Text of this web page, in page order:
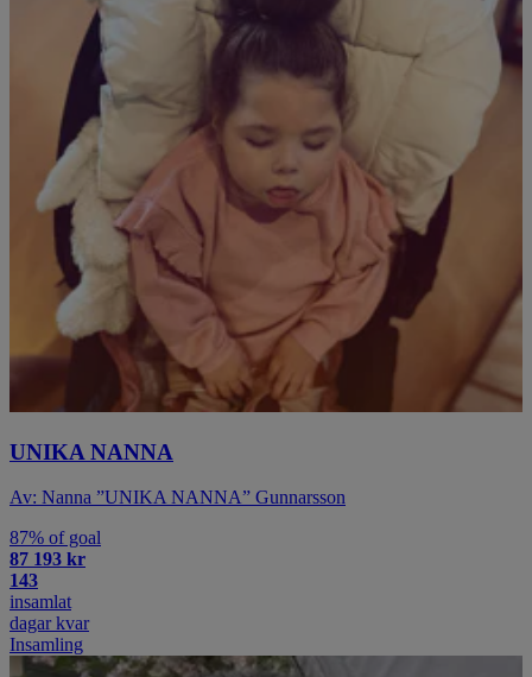
UNIKA NANNA
Av: Nanna ”UNIKA NANNA” Gunnarsson
87% of goal
87 193 kr
143
insamlat
dagar kvar
Insamling